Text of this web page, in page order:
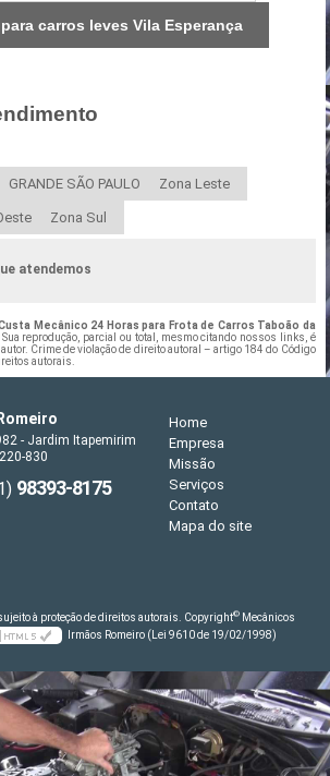
carros leves Vila Esperança
GRANDE SÃO PAULO Zona Leste
Zona Sul
atendemos
Mecânico 24 Horas para Frota de Carros Taboão da
reprodução, parcial ou total, mesmo citando nossos links, é
Crime de violação de direito autoral – artigo 184 do Código
autorais.
- Jardim Itapemirim
830
98393-8175
Home
Empresa
Missão
Serviços
Contato
Mapa do site
à proteção de direitos autorais. Copyright© Mecânicos
Irmãos Romeiro (Lei 9610 de 19/02/1998)